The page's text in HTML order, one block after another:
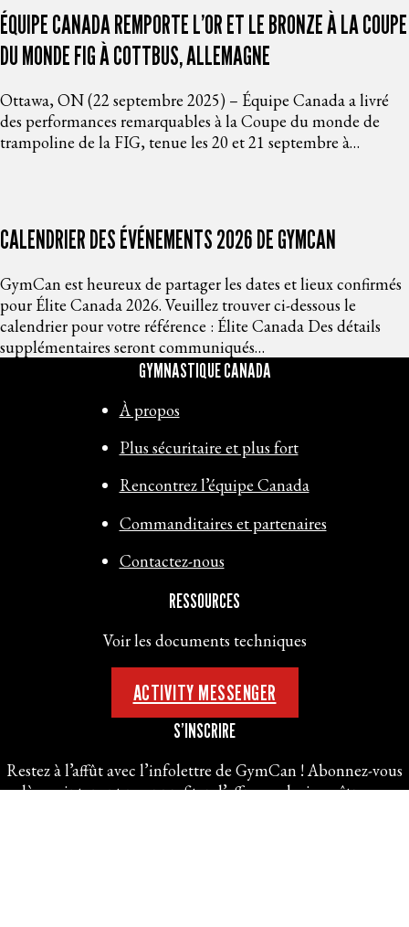
ÉQUIPE CANADA REMPORTE L’OR ET LE BRONZE À LA COUPE
DU MONDE FIG À COTTBUS, ALLEMAGNE
Ottawa, ON (22 septembre 2025) – Équipe Canada a livré
des performances remarquables à la Coupe du monde de
trampoline de la FIG, tenue les 20 et 21 septembre à…
CALENDRIER DES ÉVÉNEMENTS 2026 DE GYMCAN
GymCan est heureux de partager les dates et lieux confirmés
pour Élite Canada 2026. Veuillez trouver ci-dessous le
calendrier pour votre référence : Élite Canada Des détails
supplémentaires seront communiqués…
GYMNASTIQUE CANADA
À propos
Plus sécuritaire et plus fort
Rencontrez l’équipe Canada
Commanditaires et partenaires
Contactez-nous
RESSOURCES
Voir les documents techniques
ACTIVITY MESSENGER
S’INSCRIRE
Restez à l’affût avec l’infolettre de GymCan ! Abonnez-vous
dès maintenant pour profiter d’offres exclusives, être aux